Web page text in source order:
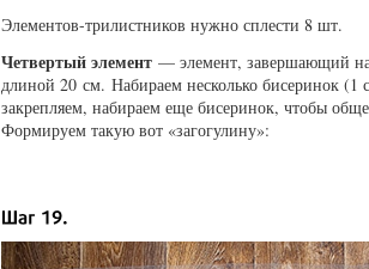
Элементов-трилистников нужно сплести 8 шт.
Четвертый элемент — элемент, завершающий
длиной 20 см. Набираем несколько бисеринок (1
закрепляем, набираем еще бисеринок, чтобы
Формируем такую вот «загогулину»: